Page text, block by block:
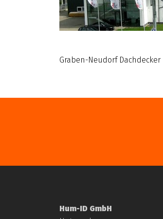
Graben-Neudorf
Hum-ID GmbH